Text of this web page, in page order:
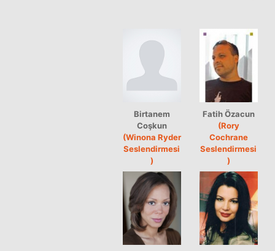
Birtanem
Coşkun
(Winona Ryder
Seslendirmesi
)
Fatih Özacun
(Rory
Cochrane
Seslendirmesi
)